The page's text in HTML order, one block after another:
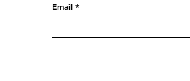
Email